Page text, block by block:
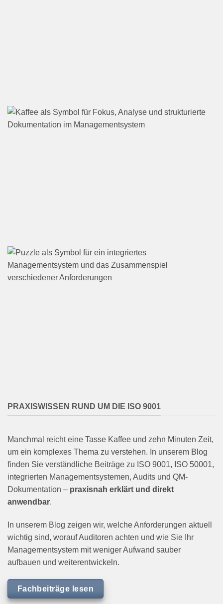
PRAXISWISSEN RUND UM DIE ISO 9001
Manchmal reicht eine Tasse Kaffee und zehn Minuten Zeit,
um ein komplexes Thema zu verstehen. In unserem Blog
finden Sie verständliche Beiträge zu ISO 9001, ISO 50001,
integrierten Managementsystemen, Audits und QM-
Dokumentation – praxisnah erklärt und direkt
anwendbar.
In unserem Blog zeigen wir, welche Anforderungen aktuell
wichtig sind, worauf Auditoren achten und wie Sie Ihr
Managementsystem mit weniger Aufwand sauber
aufbauen und weiterentwickeln.
Fachbeiträge lesen